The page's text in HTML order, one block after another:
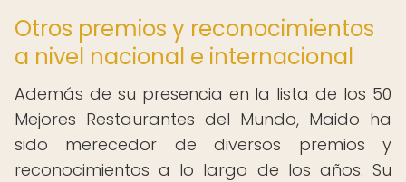
Otros premios y reconocimientos
a nivel nacional e internacional
Además de su presencia en la lista de los 50
Mejores Restaurantes del Mundo, Maido ha
sido merecedor de diversos premios y
reconocimientos a lo largo de los años. Su